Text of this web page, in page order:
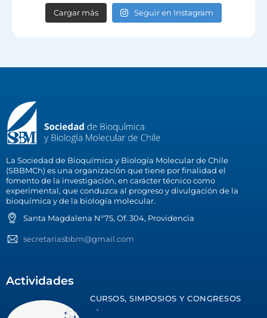
Cargar más Seguir en Instagram
La Sociedad de Bioquímica y Biología Molecular de Chile
(SBBMCh) es una organización que tiene por finalidad el
fomento de la investigación, en carácter técnico como
experimental, que conduzca al progreso y divulgación de la
bioquímica y de la biología molecular.
Santa Magdalena N°75, Of. 304, Providencia
secretariasbbm@gmail.com
Actividades
CURSOS, SIMPOSIOS Y CONGRESOS